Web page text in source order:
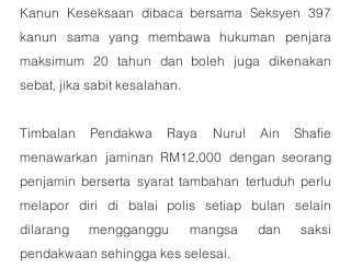
Kanun Keseksaan dibaca bersama Seksyen 397
kanun sama yang membawa hukuman penjara
maksimum 20 tahun dan boleh juga dikenakan
sebat, jika sabit kesalahan.
Timbalan Pendakwa Raya Nurul Ain Shafie
menawarkan jaminan RM12,000 dengan seorang
penjamin berserta syarat tambahan tertuduh perlu
melapor diri di balai polis setiap bulan selain
dilarang mengganggu mangsa dan saksi
pendakwaan sehingga kes selesai.